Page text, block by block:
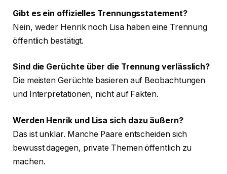
Gibt es ein offizielles Trennungsstatement?
Nein, weder Henrik noch Lisa haben eine Trennung
öffentlich bestätigt.
Sind die Gerüchte über die Trennung verlässlich?
Die meisten Gerüchte basieren auf Beobachtungen
und Interpretationen, nicht auf Fakten.
Werden Henrik und Lisa sich dazu äußern?
Das ist unklar. Manche Paare entscheiden sich
bewusst dagegen, private Themen öffentlich zu
machen.